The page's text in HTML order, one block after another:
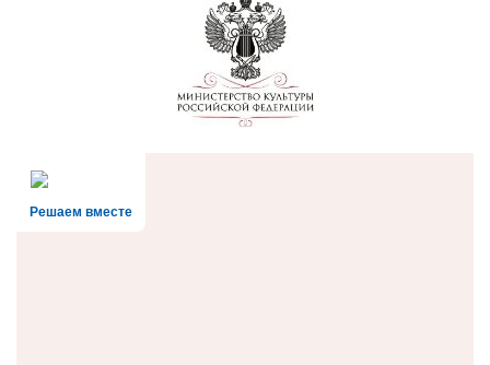
Решаем вместе